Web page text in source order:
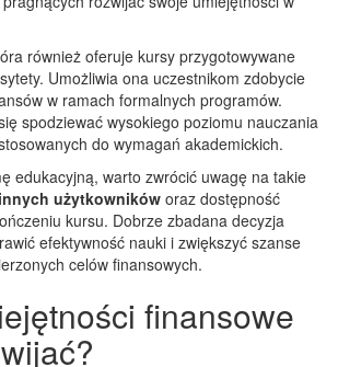
również oferuje kursy przygotowywane
Umożliwia ona uczestnikom zdobycie
w ramach formalnych programów.
spodziewać wysokiego poziomu nauczania
do wymagań akademickich.
edukacyjną, warto zwrócić uwagę na takie
użytkowników oraz dostępność
kursu. Dobrze zbadana decyzja
efektywność nauki i zwiększyć szanse
celów finansowych.
finansowe